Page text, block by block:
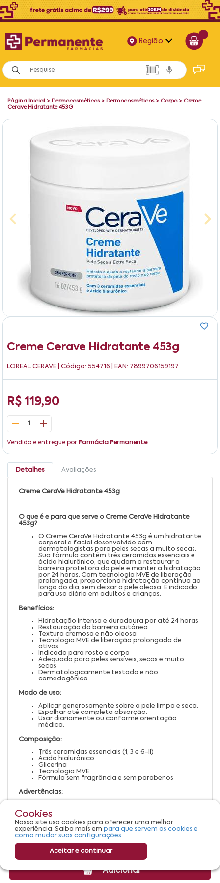
Região
Alagoas
Bahia
Página Inicial > Dermocosméticos> Dermocosméticos> Corpo> Creme
Cerave Hidratante 453G
Creme Cerave Hidratante 453g
LOREAL CERAVE | Código: 554716 | EAN: 7899706159197
R$ 119,90
1
Vendido e entregue por Farmácia Permanente
Adicionar
Detalhes Avaliações
Creme CeraVe Hidratante 453g
O que é e para que serve o Creme CeraVe Hidratante
453g?
O Creme CeraVe Hidratante 453g é um hidratante
corporal e facial desenvolvido com
dermatologistas para peles secas a muito secas.
Sua fórmula contém três ceramidas essenciais e
ácido hialurônico, que ajudam a restaurar a
barreira protetora da pele e manter a hidratação
por 24 horas. Com tecnologia MVE de liberação
prolongada, proporciona hidratação contínua ao
longo do dia, sem deixar a pele oleosa. É indicado
para uso diário em adultos e crianças.
Benefícios:
Hidratação intensa e duradoura por até 24 horas
Restauração da barreira cutânea
Textura cremosa e não oleosa
Tecnologia MVE de liberação prolongada de
ativos
Indicado para rosto e corpo
Adequado para peles sensíveis, secas e muito
secas
Dermatologicamente testado e não
comedogênico
Modo de uso:
Aplicar generosamente sobre a pele limpa e seca.
Espalhar até completa absorção.
Usar diariamente ou conforme orientação
médica.
Composição:
Três ceramidas essenciais (1, 3 e 6-II)
Ácido hialurônico
Glicerina
Tecnologia MVE
Fórmula sem fragrância e sem parabenos
Advertências:
Em caso de irritação, suspenda o uso e procure
orientação médica.
Manter fora do alcance de crianças.
Armazenar em local fresco e ao abrigo da luz.
Cookies
Nosso site usa cookies para oferecer uma melhor
experiência. Saiba mais em para que servem os cookies e
como mudar suas configurações.
Aceitar e continuar